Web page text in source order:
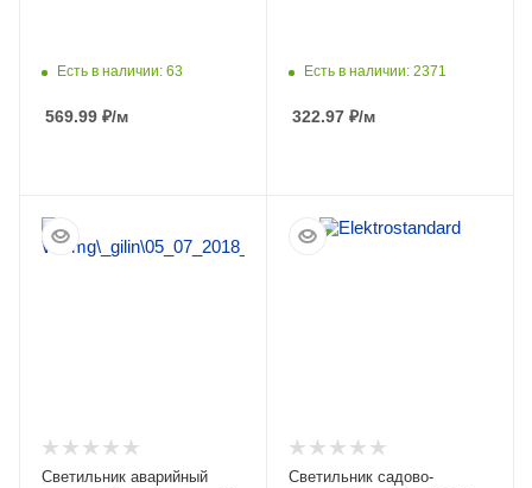
Есть в наличии: 63
569.99 ₽/м
Есть в наличии: 2371
322.97 ₽/м
ПОДРОБНЕЕ
Светильник аварийный
Светильник садово-